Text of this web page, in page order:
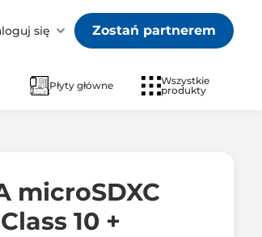
się Zostań partnerem
Płyty główne
Wszystkie
produkty
microSDXC
10 +